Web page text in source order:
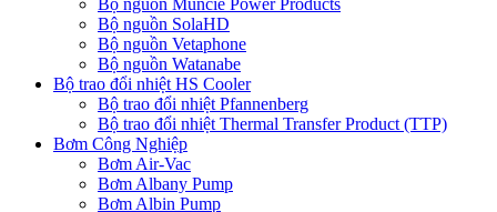
Bộ nguồn Muncie Power Products
Bộ nguồn SolaHD
Bộ nguồn Vetaphone
Bộ nguồn Watanabe
Bộ trao đổi nhiệt HS Cooler
Bộ trao đổi nhiệt Pfannenberg
Bộ trao đổi nhiệt Thermal Transfer Product (TTP)
Bơm Công Nghiệp
Bơm Air-Vac
Bơm Albany Pump
Bơm Albin Pump